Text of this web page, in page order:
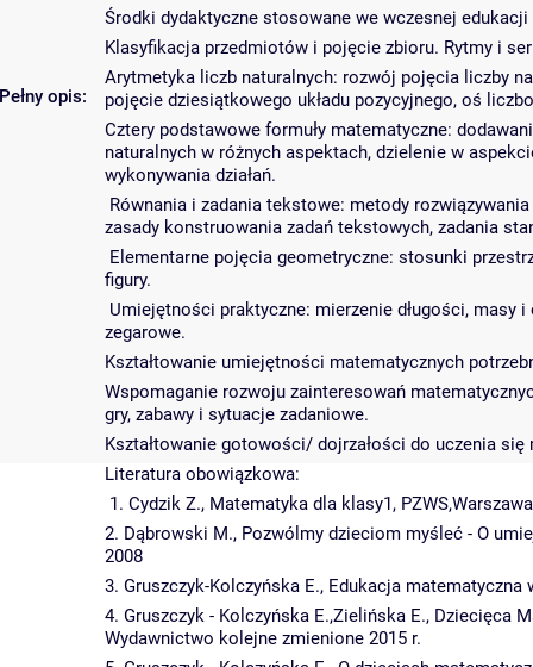
Pełny opis:
Środki dydaktyczne stosowane we wczesnej
Klasyfikacja przedmiotów i pojęcie zbioru. Rytmy i
Arytmetyka liczb naturalnych: rozwój pojęcia liczby
pojęcie dziesiątkowego układu pozycyjnego, oś
Cztery podstawowe formuły matematyczne:
naturalnych w różnych aspektach, dzielenie w
wykonywania działań.
Równania i zadania tekstowe: metody
zasady konstruowania zadań tekstowych, zadania
Elementarne pojęcia geometryczne: stosunki
figury.
Umiejętności praktyczne: mierzenie długości, masy
zegarowe.
Kształtowanie umiejętności matematycznych
Wspomaganie rozwoju zainteresowań
gry, zabawy i sytuacje zadaniowe.
Kształtowanie gotowości/ dojrzałości do uczenia
Literatura obowiązkowa:
1. Cydzik Z., Matematyka dla klasy1,
2. Dąbrowski M., Pozwólmy dzieciom myśleć - O
2008
3. Gruszczyk-Kolczyńska E., Edukacja
4. Gruszczyk - Kolczyńska E.,Zielińska E., Dziecięca
Wydawnictwo kolejne zmienione 2015 r.